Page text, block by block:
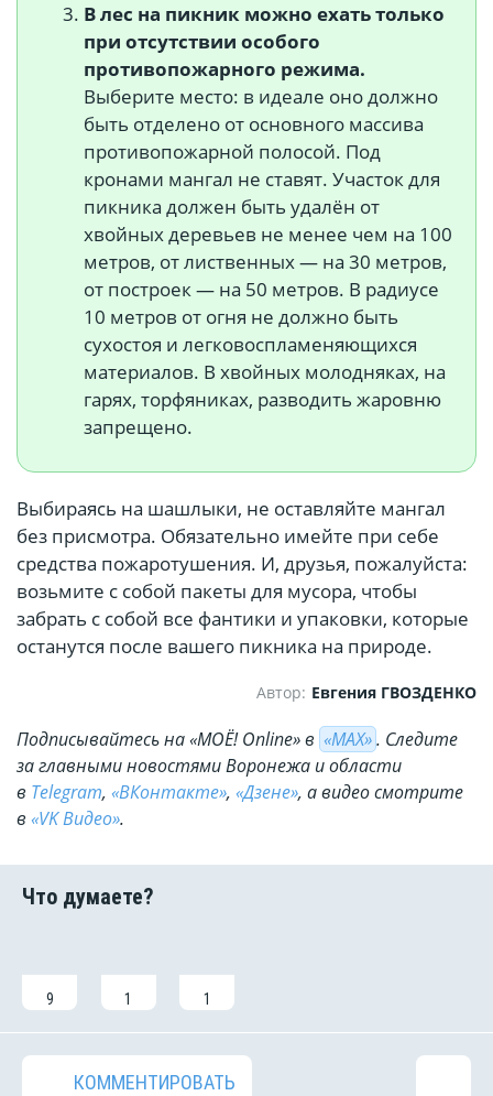
В лес на пикник можно ехать только
при отсутствии особого
противопожарного режима.
Выберите место: в идеале оно должно
быть отделено от основного массива
противопожарной полосой. Под
кронами мангал не ставят. Участок для
пикника должен быть удалён от
хвойных деревьев не менее чем на 100
метров, от лиственных — на 30 метров,
от построек — на 50 метров. В радиусе
10 метров от огня не должно быть
сухостоя и легковоспламеняющихся
материалов. В хвойных молодняках, на
гарях, торфяниках, разводить жаровню
запрещено.
Выбираясь на шашлыки, не оставляйте мангал
без присмотра. Обязательно имейте при себе
средства пожаротушения. И, друзья, пожалуйста:
возьмите с собой пакеты для мусора, чтобы
забрать с собой все фантики и упаковки, которые
останутся после вашего пикника на природе.
Автор: Евгения ГВОЗДЕНКО
Подписывайтесь на «МОЁ! Online» в «МАХ». Cледите
за главными новостями Воронежа и области
в Telegram, «ВКонтакте», «Дзене», а видео смотрите
в «VK Видео».
9 1 1
КОММЕНТИРОВАТЬ